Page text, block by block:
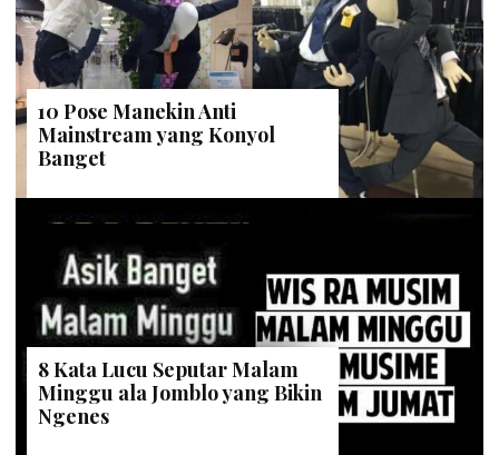
10 Pose Manekin Anti
Mainstream yang Konyol
Banget
8 Kata Lucu Seputar Malam
Minggu ala Jomblo yang Bikin
Ngenes